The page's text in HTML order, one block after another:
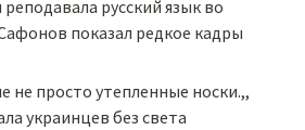
русский язык во
показал редкое кадры
не просто утепленные носки.,,
украинцев без света